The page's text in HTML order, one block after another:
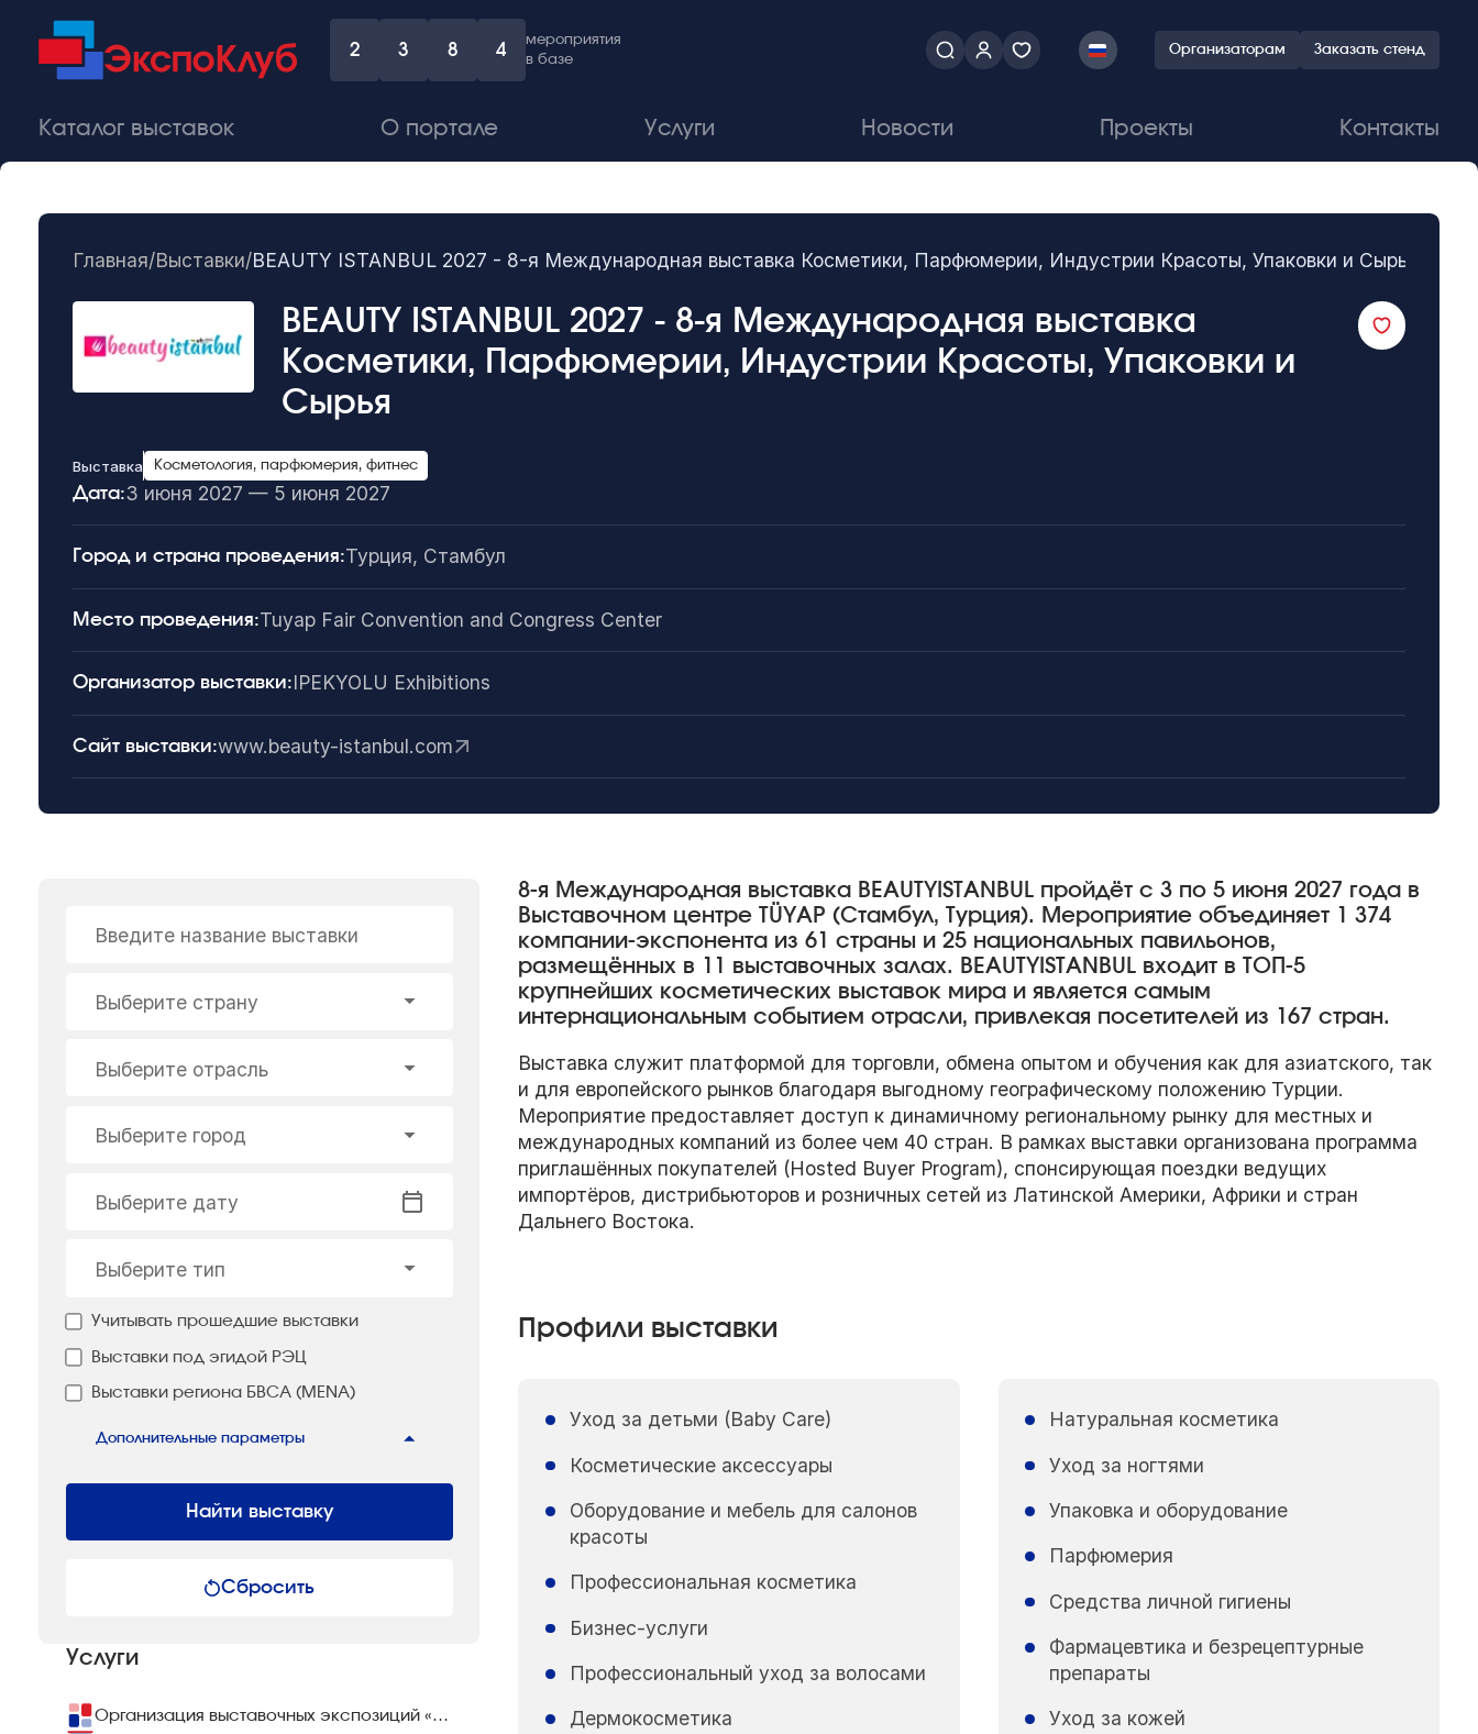
2 3 8 4
мероприятия
в базе
Организаторам Заказать стенд
Каталог выставок О портале Услуги Новости Проекты Контакты
Главная/Выставки/BEAUTY ISTANBUL 2027 - 8-я Международная выставка Косметики, Парфюмерии, Индустрии Красоты, Упаковки и Сырья
BEAUTY ISTANBUL 2027 - 8-я Международная выставка
Косметики, Парфюмерии, Индустрии Красоты, Упаковки и
Сырья
Выставка Косметология, парфюмерия, фитнес
Дата:3 июня 2027 — 5 июня 2027
Город и страна проведения:Турция, Стамбул
Место проведения:Tuyap Fair Convention and Congress Center
Организатор выставки:IPEKYOLU Exhibitions
Сайт выставки:www.beauty-istanbul.com
Введите название выставки
Выберите страну
Выберите отрасль
Выберите город
Выберите дату
Выберите тип
Учитывать прошедшие выставки
Выставки под эгидой РЭЦ
Выставки региона БВСА (MENA)
Дополнительные параметры
Найти выставку
Сбросить
Услуги
Организация выставочных экспозиций «под ключ»
8-я Международная выставка BEAUTYISTANBUL пройдёт с 3 по 5 июня 2027 года в
Выставочном центре TÜYAP (Стамбул, Турция). Мероприятие объединяет 1 374
компании-экспонента из 61 страны и 25 национальных павильонов,
размещённых в 11 выставочных залах. BEAUTYISTANBUL входит в ТОП-5
крупнейших косметических выставок мира и является самым
интернациональным событием отрасли, привлекая посетителей из 167 стран.
Выставка служит платформой для торговли, обмена опытом и обучения как для азиатского, так
и для европейского рынков благодаря выгодному географическому положению Турции.
Мероприятие предоставляет доступ к динамичному региональному рынку для местных и
международных компаний из более чем 40 стран. В рамках выставки организована программа
приглашённых покупателей (Hosted Buyer Program), спонсирующая поездки ведущих
импортёров, дистрибьюторов и розничных сетей из Латинской Америки, Африки и стран
Дальнего Востока.
Профили выставки
Уход за детьми (Baby Care)
Косметические аксессуары
Оборудование и мебель для салонов
красоты
Профессиональная косметика
Бизнес-услуги
Профессиональный уход за волосами
Дермокосметика
Натуральная косметика
Уход за ногтями
Упаковка и оборудование
Парфюмерия
Средства личной гигиены
Фармацевтика и безрецептурные
препараты
Уход за кожей